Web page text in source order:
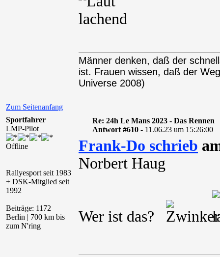
Zum Seitenanfang
Männer denken, daß der
ist. Frauen wissen, daß der
Universe 2008)
Sportfahrer
LMP-Pilot
Offline
Rallyesport seit 1983
+ DSK-Mitglied seit
1992
Beiträge: 1172
Berlin | 700 km bis
zum N'ring
Re: 24h Le Mans 2023 - Das Rennen
Antwort #610 - 11.06.23 um 15:26:00
Frank-Do schrieb
Norbert Haug
Wer ist das?